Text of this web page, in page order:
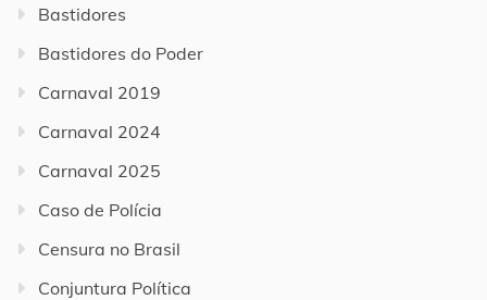
Bastidores
Bastidores do Poder
Carnaval 2019
Carnaval 2024
Carnaval 2025
Caso de Polícia
Censura no Brasil
Conjuntura Política